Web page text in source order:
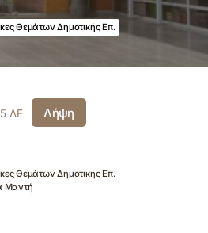
Θεμάτων Δημοτικής Επ.
ΔΕ Λήψη
Θεμάτων Δημοτικής Επ.
Μαντή